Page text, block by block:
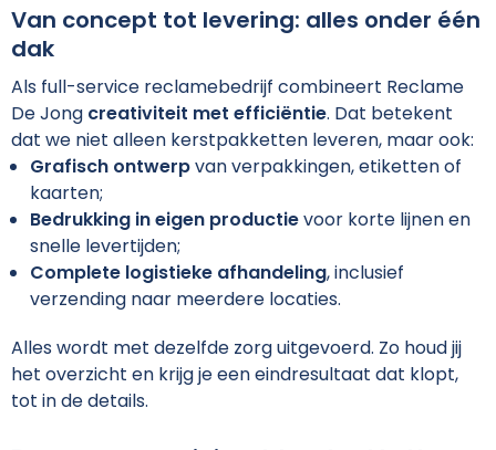
Snoep
Spellen voor binnen en buiten
Veiligheid, Auto en Fiets
Vrije tijd en Strand
Waterflesjes
Themapakketten
Opvouwbare tassen
Papieren tassen
Picknicktassen en manden
Promotietassen
Reistassen
Rugzakken
Schoenentassen
Vesten
Absorptiemiddelen
Oog- en gelaatsbescherming
Ademhalingsbescherming
Valbeveiliging
Gehoorbescherming
Hoofdbescherming
Overhemden
Blazers
Van concept tot levering: alles onder één
dak
Als full-service reclamebedrijf combineert Reclame
De Jong creativiteit met efficiëntie. Dat betekent
dat we niet alleen kerstpakketten leveren, maar ook:
Grafisch ontwerpvan verpakkingen, etiketten of
kaarten;
Bedrukking in eigen productievoor korte lijnen en
snelle levertijden;
Complete logistieke afhandeling, inclusief
verzending naar meerdere locaties.
Alles wordt met dezelfde zorg uitgevoerd. Zo houd jij
het overzicht en krijg je een eindresultaat dat klopt,
tot in de details.